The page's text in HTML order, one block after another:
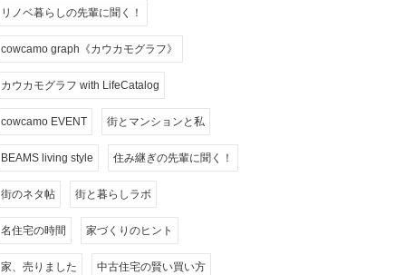
リノベ暮らしの先輩に聞く！
cowcamo graph《カウカモグラフ》
カウカモグラフ with LifeCatalog
cowcamo EVENT 街とマンションと私
BEAMS living style 住み継ぎの先輩に聞く！
街のネタ帖 街と暮らしラボ
名住宅の時間 家づくりのヒント
家、売りました 中古住宅の賢い買い方